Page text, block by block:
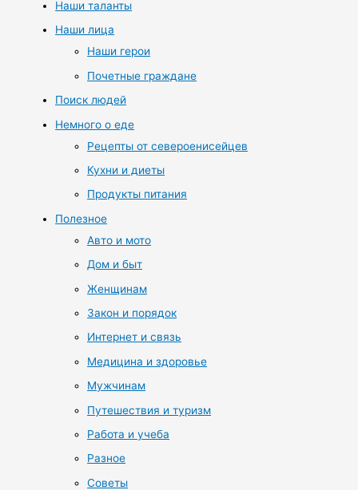
Наши таланты
Наши лица
Наши герои
Почетные граждане
Поиск людей
Немного о еде
Рецепты от североенисейцев
Кухни и диеты
Продукты питания
Полезное
Авто и мото
Дом и быт
Женщинам
Закон и порядок
Интернет и связь
Медицина и здоровье
Мужчинам
Путешествия и туризм
Работа и учеба
Разное
Советы